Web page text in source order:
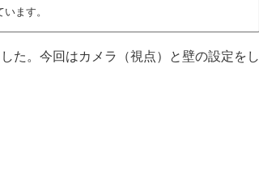
ます。
た。今回はカメラ（視点）と壁の設定をし